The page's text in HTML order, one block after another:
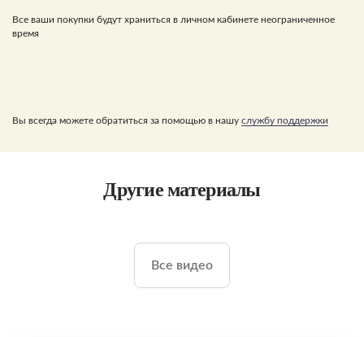
Все ваши покупки будут храниться в личном кабинете неограниченное
время
Вы всегда можете обратиться за помощью в нашу службу поддержки
Другие материалы
Все видео